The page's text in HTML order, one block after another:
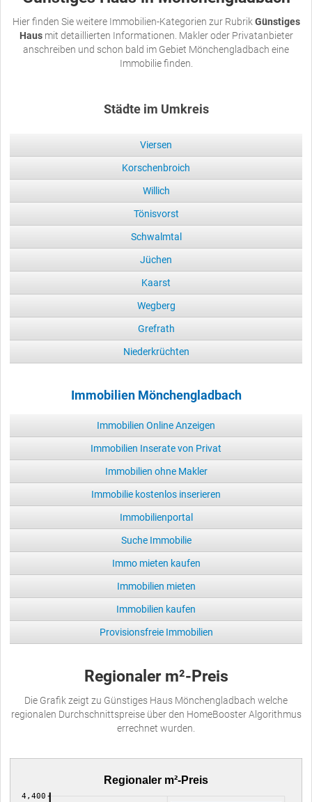
Hier finden Sie weitere Immobilien-Kategorien zur Rubrik Günstiges
Hausmit detaillierten Informationen. Makler oder Privatanbieter
anschreiben und schon bald im Gebiet Mönchengladbach eine
Immobilie finden.
Städte im Umkreis
Viersen
Korschenbroich
Willich
Tönisvorst
Schwalmtal
Jüchen
Kaarst
Wegberg
Grefrath
Niederkrüchten
Immobilien Mönchengladbach
Immobilien Online Anzeigen
Immobilien Inserate von Privat
Immobilien ohne Makler
Immobilie kostenlos inserieren
Immobilienportal
Suche Immobilie
Immo mieten kaufen
Immobilien mieten
Immobilien kaufen
Provisionsfreie Immobilien
Regionaler m²-Preis
Die Grafik zeigt zu Günstiges Haus Mönchengladbach welche
regionalen Durchschnittspreise über den HomeBooster Algorithmus
errechnet wurden.
Regionaler m²-Preis
4,400